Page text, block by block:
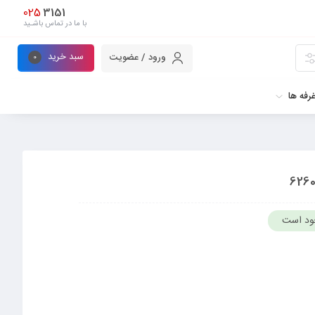
3151
025
با ما در تماس باشـید
ورود / عضویت سبد خرید 0
غرفه ها
است